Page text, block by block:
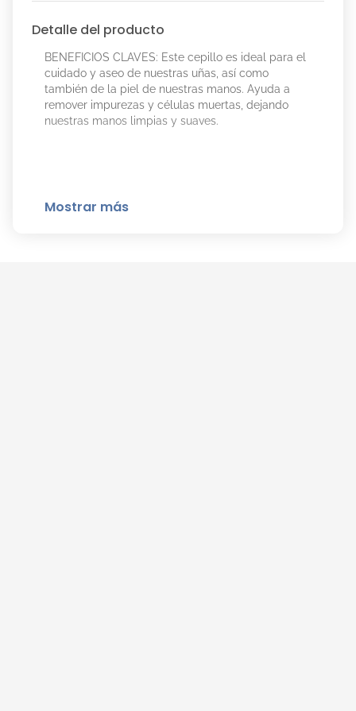
Detalle del producto
BENEFICIOS CLAVES: Este cepillo es ideal para el
cuidado y aseo de nuestras uñas, así como
también de la piel de nuestras manos. Ayuda a
remover impurezas y células muertas, dejando
nuestras manos limpias y suaves.
Mostrar más